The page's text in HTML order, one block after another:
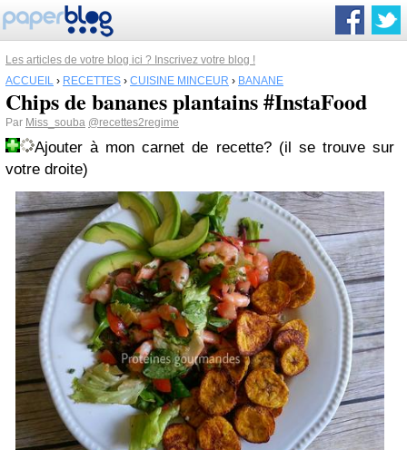
Les articles de votre blog ici ? Inscrivez votre blog !
ACCUEIL › RECETTES › CUISINE MINCEUR › BANANE
Chips de bananes plantains #InstaFood
Par Miss_souba @recettes2regime
Ajouter à mon carnet de recette? (il se trouve sur
votre droite)